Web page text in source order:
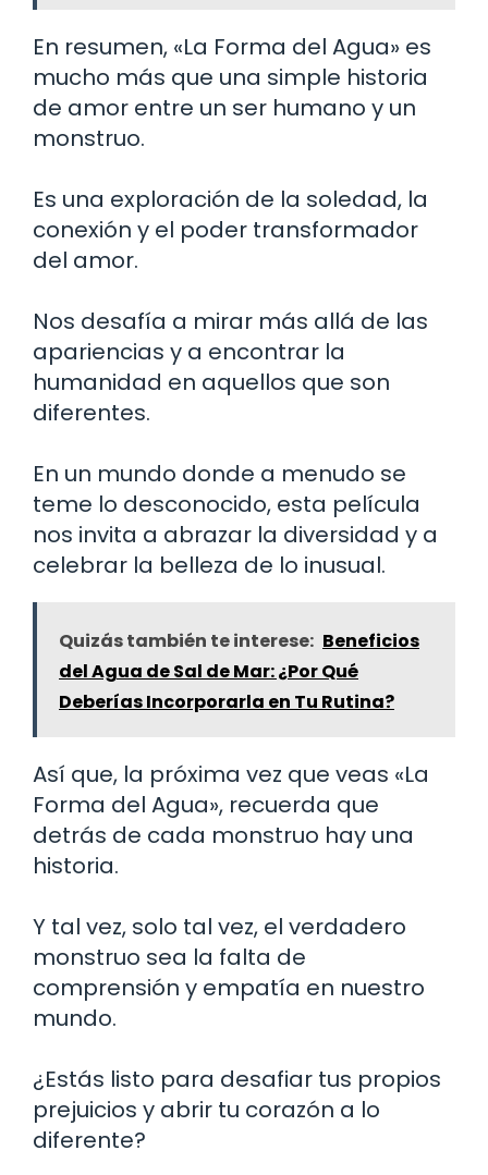
En resumen, «La Forma del Agua» es
mucho más que una simple historia
de amor entre un ser humano y un
monstruo.
Es una exploración de la soledad, la
conexión y el poder transformador
del amor.
Nos desafía a mirar más allá de las
apariencias y a encontrar la
humanidad en aquellos que son
diferentes.
En un mundo donde a menudo se
teme lo desconocido, esta película
nos invita a abrazar la diversidad y a
celebrar la belleza de lo inusual.
Quizás también te interese: Beneficios
del Agua de Sal de Mar: ¿Por Qué
Deberías Incorporarla en Tu Rutina?
Así que, la próxima vez que veas «La
Forma del Agua», recuerda que
detrás de cada monstruo hay una
historia.
Y tal vez, solo tal vez, el verdadero
monstruo sea la falta de
comprensión y empatía en nuestro
mundo.
¿Estás listo para desafiar tus propios
prejuicios y abrir tu corazón a lo
diferente?